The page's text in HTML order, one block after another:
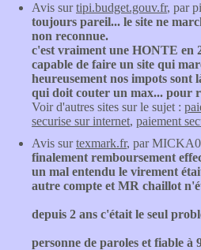
Avis surtipi.budget.gouv.fr, par
toujours pareil... le site ne
non reconnue.
c'est vraiment une HONTE en
capable de faire un site qui
heureusement nos impots sont
qui doit couter un max... pour
Voir d'autres sites sur le sujet :
securise sur internet, paiement
Avis surtexmark.fr, par
finalement remboursement
un mal entendu le virement
autre compte et MR chaillot
depuis 2 ans c'était le seul
personne de paroles et fiable à